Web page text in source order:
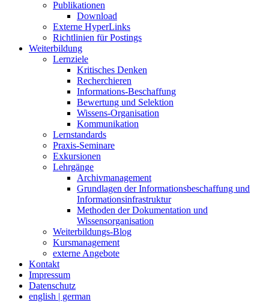
Publikationen
Download
Externe HyperLinks
Richtlinien für Postings
Weiterbildung
Lernziele
Kritisches Denken
Recherchieren
Informations-Beschaffung
Bewertung und Selektion
Wissens-Organisation
Kommunikation
Lernstandards
Praxis-Seminare
Exkursionen
Lehrgänge
Archivmanagement
Grundlagen der Informationsbeschaffung und
Informationsinfrastruktur
Methoden der Dokumentation und
Wissensorganisation
Weiterbildungs-Blog
Kursmanagement
externe Angebote
Kontakt
Impressum
Datenschutz
english | german